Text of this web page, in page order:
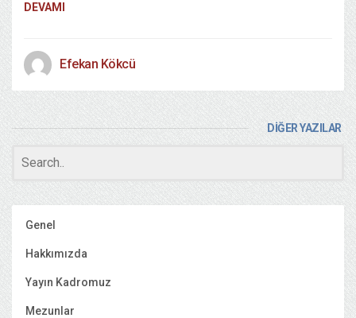
DEVAMI
Efekan Kökcü
DİĞER YAZILAR
Genel
Hakkımızda
Yayın Kadromuz
Mezunlar